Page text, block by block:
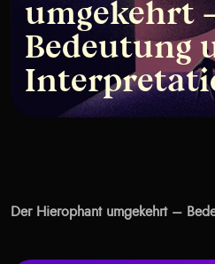
umgekehrt
Bedeutung
Der Hierophant umgekehrt –